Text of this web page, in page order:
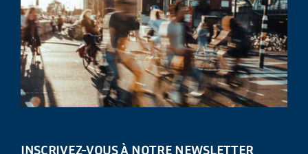
INSCRIVEZ-VOUS À NOTRE NEWSLETTER